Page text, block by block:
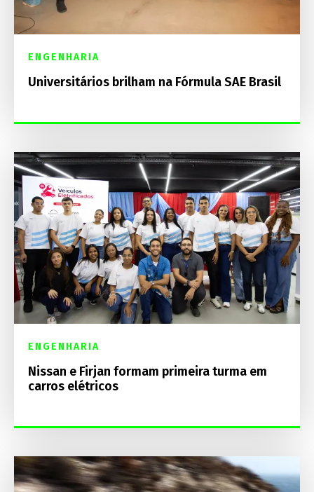
ENGENHARIA
Universitários brilham na Fórmula SAE Brasil
ENGENHARIA
Nissan e Firjan formam primeira turma em
carros elétricos